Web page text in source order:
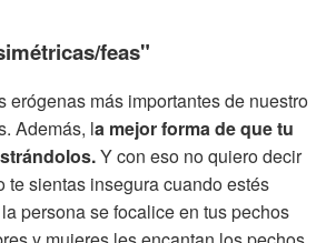
feas"
más importantes de nuestro
Además, la mejor forma de que tu
Y con eso no quiero decir
sientas insegura cuando estés
persona se focalice en tus pechos